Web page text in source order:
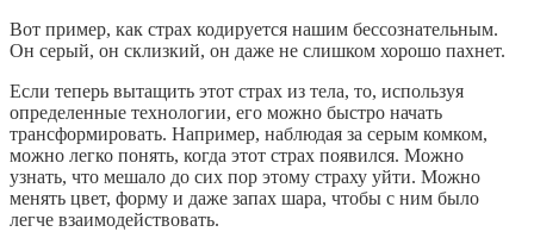
Вот пример, как страх кодируется нашим бессознательным.
Он серый, он склизкий, он даже не слишком хорошо пахнет.
Если теперь вытащить этот страх из тела, то, используя
определенные технологии, его можно быстро начать
трансформировать. Например, наблюдая за серым комком,
можно легко понять, когда этот страх появился. Можно
узнать, что мешало до сих пор этому страху уйти. Можно
менять цвет, форму и даже запах шара, чтобы с ним было
легче взаимодействовать.